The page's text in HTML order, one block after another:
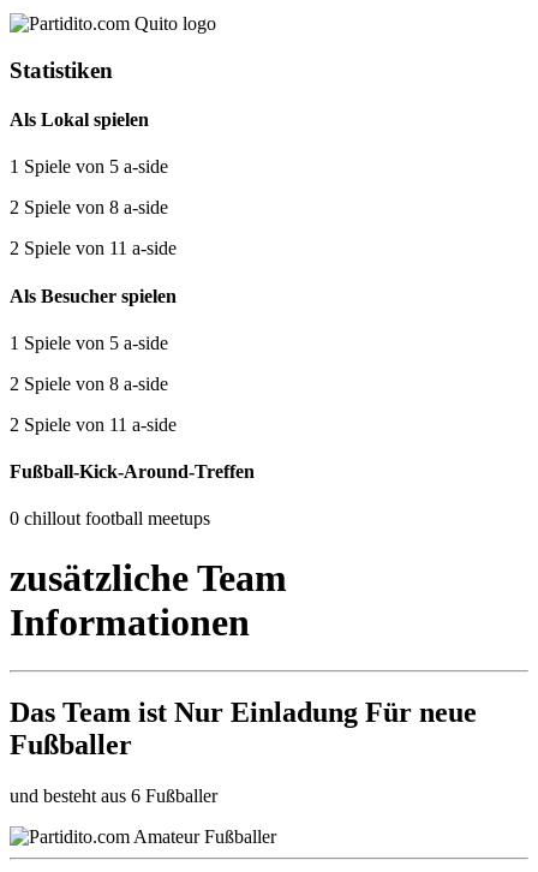
Statistiken
Als Lokal spielen
1 Spiele von 5 a-side
2 Spiele von 8 a-side
2 Spiele von 11 a-side
Als Besucher spielen
1 Spiele von 5 a-side
2 Spiele von 8 a-side
2 Spiele von 11 a-side
Fußball-Kick-Around-Treffen
0 chillout football meetups
zusätzliche Team
Informationen
Das Team ist Nur Einladung Für neue
Fußballer
und besteht aus 6 Fußballer